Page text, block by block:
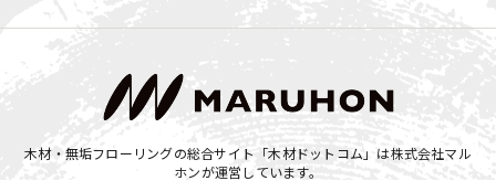
木材・無垢フローリングの総合サイト「木材ドットコム」は株式会社マル
ホンが運営しています。